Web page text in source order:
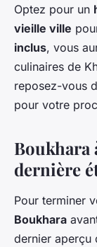
Optez pour un
vieille ville
inclus, vous
culinaires de
reposez-vous
pour votre
Boukhara
dernière
Pour terminer
Boukhara
dernier aperçu